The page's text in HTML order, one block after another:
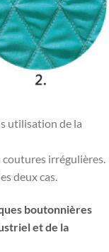
utilisation de la
coutures irrégulières.
deux cas.
boutonnières
et de la